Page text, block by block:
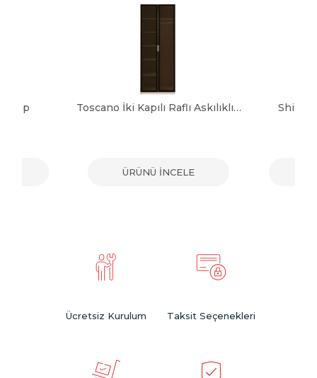
Toscano İki Kapılı Raflı Askılıklı Dolap
ÜRÜNÜ İNCELE
Shine
Ücretsiz Kurulum Taksit Seçenekleri